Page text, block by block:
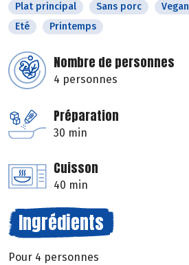
Plat principal Sans porc Vegan
Eté
Printemps
Nombre de personnes
4 personnes
Préparation
30 min
Cuisson
40 min
Ingrédients
Pour 4 personnes